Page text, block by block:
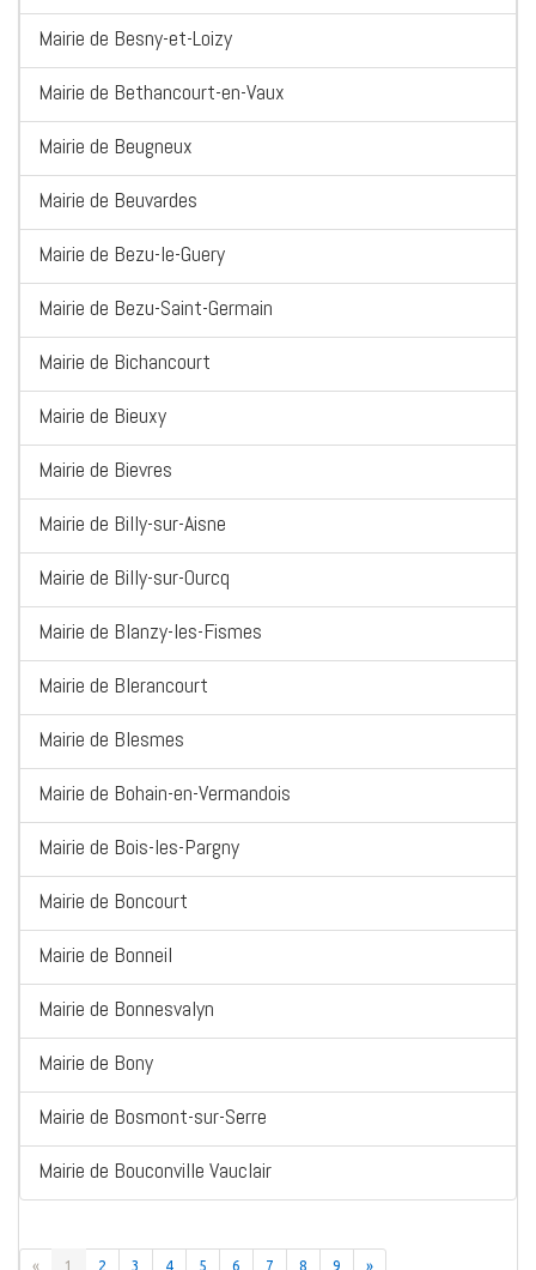
Mairie de Besny-et-Loizy
Mairie de Bethancourt-en-Vaux
Mairie de Beugneux
Mairie de Beuvardes
Mairie de Bezu-le-Guery
Mairie de Bezu-Saint-Germain
Mairie de Bichancourt
Mairie de Bieuxy
Mairie de Bievres
Mairie de Billy-sur-Aisne
Mairie de Billy-sur-Ourcq
Mairie de Blanzy-les-Fismes
Mairie de Blerancourt
Mairie de Blesmes
Mairie de Bohain-en-Vermandois
Mairie de Bois-les-Pargny
Mairie de Boncourt
Mairie de Bonneil
Mairie de Bonnesvalyn
Mairie de Bony
Mairie de Bosmont-sur-Serre
Mairie de Bouconville Vauclair
« 1 2 3 4 5 6 7 8 9 »